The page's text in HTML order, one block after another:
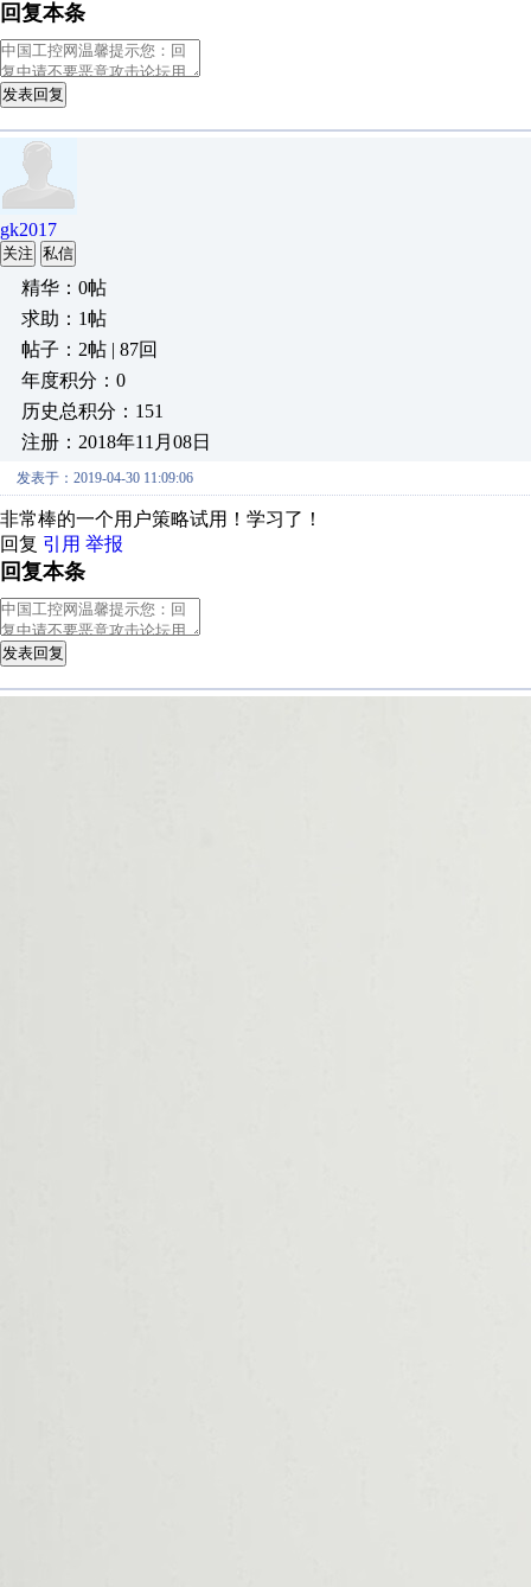
回复本条
发表回复
gk2017
关注 私信
精华：0帖
求助：1帖
帖子：2帖 | 87回
年度积分：0
历史总积分：151
注册：2018年11月08日
发表于：2019-04-30 11:09:06
非常棒的一个用户策略试用！学习了！
回复 引用 举报
回复本条
发表回复